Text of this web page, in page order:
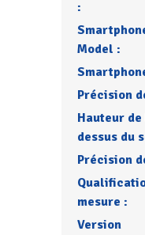
:
Model :
Précision
Hauteur
dessus du
Précision
mesure :
Version